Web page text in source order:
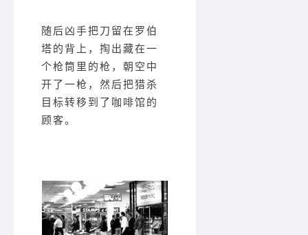
随后凶手把刀留在罗伯
塔的背上，掏出藏在一
个枪筒里的枪，朝空中
开了一枪，然后把猎杀
目标转移到了咖啡馆的
顾客。